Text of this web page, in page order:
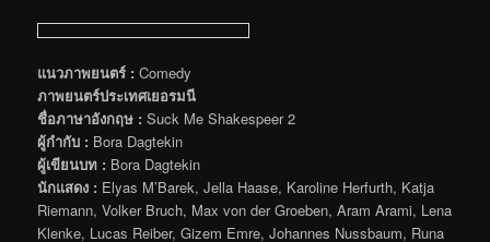
แนวภาพยนตร์ : Comedy
ภาพยนตร์ประเทศเยอรมนี
ชื่อภาษาอังกฤษ : Suck Me Shakespeer 2
ผู้กำกับ : Bora Dagtekin
ผู้เขียนบท : Bora Dagtekin
นักแสดง : Elyas M’Barek, Jella Haase, Karoline Herfurth, Katja
Riemann, Volker Bruch, Max von der Groeben, Aram Arami, Lena
Klenke, Lucas Reiber, Gizem Emre, Johannes Nussbaum, Runa